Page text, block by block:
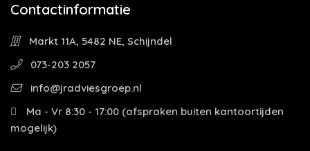
Contactinformatie
Markt 11A, 5482 NE, Schijndel
073-203 2057
info@jradviesgroep.nl
Ma - Vr 8:30 - 17:00 (afspraken buiten kantoortijden
mogelijk)